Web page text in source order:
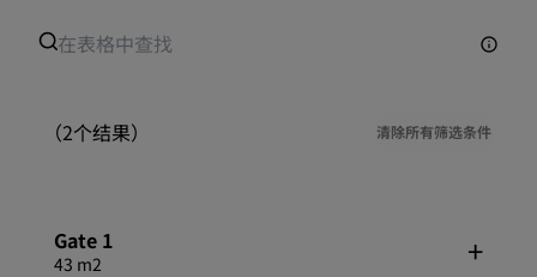
（2个结果） 清除所有筛选条件
Gate 1
43 m2